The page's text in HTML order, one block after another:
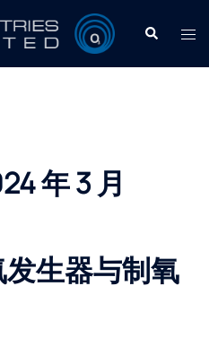
Search
年 3 月
生器与制氧